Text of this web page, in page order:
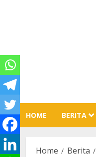
HOME BERITA
Home Berita